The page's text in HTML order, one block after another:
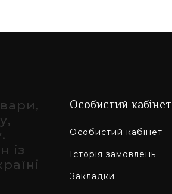
із
Особистий кабінет
Особистий кабінет
Історія замовлень
Закладки